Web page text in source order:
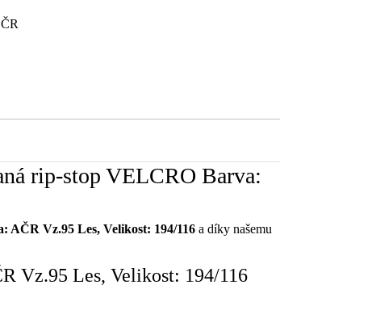
rip-stop VELCRO Barva:
Vz.95 Les, Velikost: 194/116 a díky našemu
Vz.95 Les, Velikost: 194/116